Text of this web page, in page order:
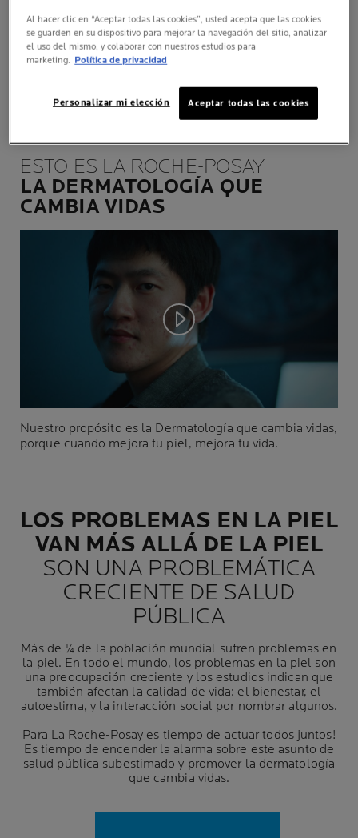
*Encuesta sobre el mercado dermocosmético realizada por IQVIA y socios
(Ipsos, TNS) entre septiembre 2017 y agosto 2018 entre dermatólogos en
ESTO ES LA ROCHE-POSAY
LA DERMATOLOGÍA QUE
CAMBIA VIDAS
Play video
Nuestro propósito es la Dermatología que cambia vidas,
porque cuando mejora tu piel, mejora tu vida.
LOS PROBLEMAS EN LA PIEL
VAN MÁS ALLÁ DE LA PIEL
SON UNA PROBLEMÁTICA
CRECIENTE DE SALUD
PÚBLICA
Más de ¼ de la población mundial sufren problemas en
la piel. En todo el mundo, los problemas en la piel son
una preocupación creciente y los estudios indican que
también afectan la calidad de vida: el bienestar, el
autoestima, y la interacción social por nombrar algunos.
Para La Roche-Posay es tiempo de actuar todos juntos!
Es tiempo de encender la alarma sobre este asunto de
salud pública subestimado y promover la dermatología
que cambia vidas.
Al hacer clic en “Aceptar todas las cookies”, usted acepta que las cookies
se guarden en su dispositivo para mejorar la navegación del sitio, analizar
el uso del mismo, y colaborar con nuestros estudios para
marketing. Política de privacidad
Aceptar todas las cookies
Personalizar mi elección